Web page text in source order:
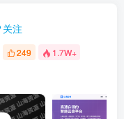
关注
249 1.7W+